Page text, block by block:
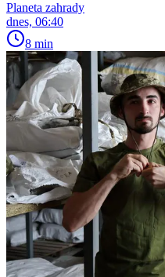
Planeta zahrady
dnes, 06:40
8 min